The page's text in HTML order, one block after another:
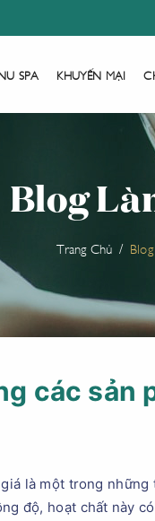
SPA KHUYẾN MẠI
Blog
Trang Chủ
các sản
là một trong
độ, hoạt chất này